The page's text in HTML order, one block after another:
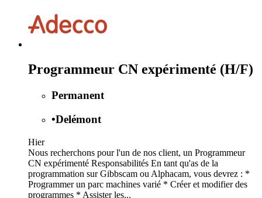
Programmeur CN expérimenté (H/F)
Permanent
•Delémont
Hier
Nous recherchons pour l'un de nos client, un Programmeur
CN expérimenté Responsabilités En tant qu'as de la
programmation sur Gibbscam ou Alphacam, vous devrez : *
Programmer un parc machines varié * Créer et modifier des
programmes * Assister les...